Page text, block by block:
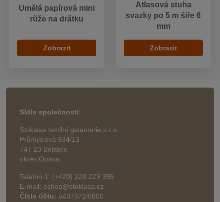
Umělá papírová mini
růže na drátku
Zobrazit
Atlasová stuha
svazky po 5 m šíře 6
mm
Zobrazit
Sídlo společnosti:
Stoklasa textilní galanterie s.r.o.
Průmyslová 934/13
747 23 Bolatice
okres Opava
Telefon 1: (+420) 228 229 395
E-mail: eshop@stoklasa.cz
Číslo účtu: 5487372/0800